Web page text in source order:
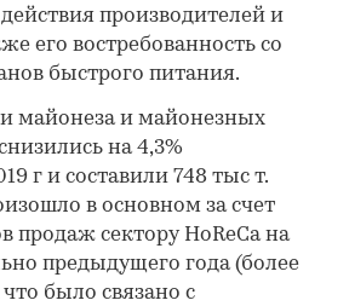
производителей и
его востребованность со
быстрого питания.
майонеза и майонезных
на 4,3%
г и составили 748 тыс т.
в основном за счет
продаж сектору HoReCa на
предыдущего года (более
было связано с